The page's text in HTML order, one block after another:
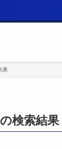
果
検索結果